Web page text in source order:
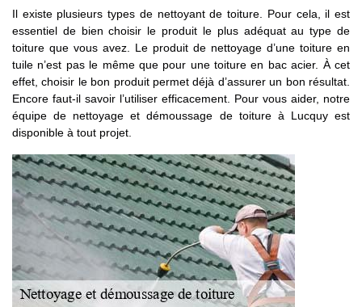
Il existe plusieurs types de nettoyant de toiture. Pour cela, il est
essentiel de bien choisir le produit le plus adéquat au type de
toiture que vous avez. Le produit de nettoyage d’une toiture en
tuile n’est pas le même que pour une toiture en bac acier. À cet
effet, choisir le bon produit permet déjà d’assurer un bon résultat.
Encore faut-il savoir l’utiliser efficacement. Pour vous aider, notre
équipe de nettoyage et démoussage de toiture à Lucquy est
disponible à tout projet.